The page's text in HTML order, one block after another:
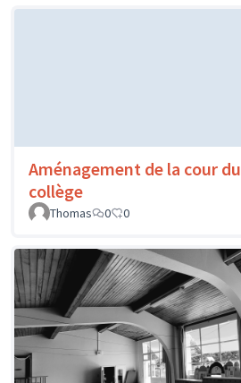
Aménagement de la cour du
collège
Thomas
0 0